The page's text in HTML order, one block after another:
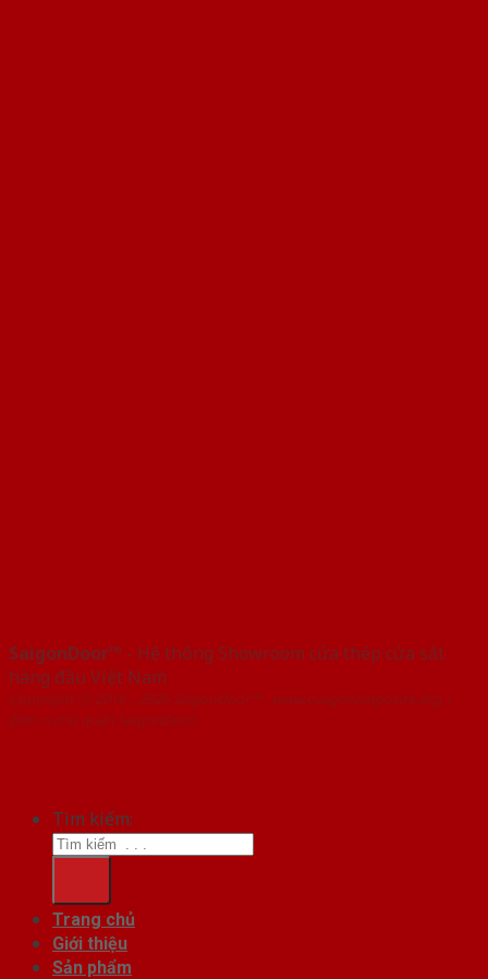
SaigonDoor™ - Hệ thống Showroom cửa thép cửa sắt
hàng đầu Việt Nam
Copyright ⓒ 2016 – 2026 SaigonDoor™ - www.cuagocomposite.org |
Đơn vị chủ quản SaigonDoor
Tìm kiếm:
Trang chủ
Giới thiệu
Sản phẩm